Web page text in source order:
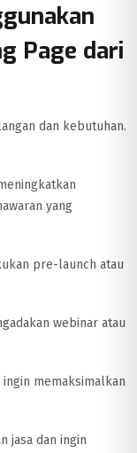
Page dari
dan kebutuhan.
yang
pre-launch atau
webinar atau
ingin memaksimalkan
jasa dan ingin